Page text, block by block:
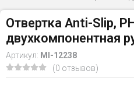
Отвертка Anti-Slip,
двухкомпонентная
Артикул: MI-12238
(0 отзывов)